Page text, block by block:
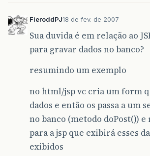
FieroddPJ18 de fev. de 2007
Sua duvida é em relação ao
para gravar dados no banco?
resumindo um exemplo
no html/jsp vc cria um form q
dados e então os passa a um
no banco (metodo doPost())
para a jsp que exibirá esses
exibidos